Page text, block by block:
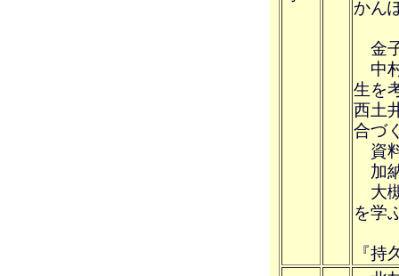
かん
金
中
生を
西土
合づ
資
加
大
を学
『持